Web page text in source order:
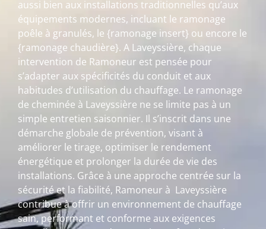
aussi bien aux installations traditionnelles qu’aux
équipements modernes, incluant le ramonage
poêle à granulés, le {ramonage insert} ou encore le
{ramonage chaudière}. A Laveyssière, chaque
intervention de Ramoneur est pensée pour
s’adapter aux spécificités du conduit et aux
habitudes d’utilisation du chauffage. Le ramonage
de cheminée à Laveyssière ne se limite pas à un
simple entretien saisonnier. Il s’inscrit dans une
démarche globale de prévention, visant à
améliorer le tirage, optimiser le rendement
énergétique et prolonger la durée de vie des
installations. Grâce à une approche centrée sur la
sécurité et la fiabilité, Ramoneur à Laveyssière
contribue à offrir un environnement de chauffage
sain, performant et conforme aux exigences